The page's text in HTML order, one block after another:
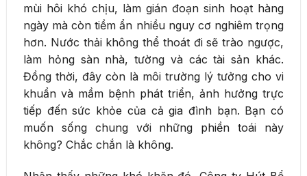
mùi hôi khó chịu, làm gián đoạn sinh hoạt hàng
ngày mà còn tiềm ẩn nhiều nguy cơ nghiêm trọng
hơn. Nước thải không thể thoát đi sẽ trào ngược,
làm hỏng sàn nhà, tường và các tài sản khác.
Đồng thời, đây còn là môi trường lý tưởng cho vi
khuẩn và mầm bệnh phát triển, ảnh hưởng trực
tiếp đến sức khỏe của cả gia đình bạn. Bạn có
muốn sống chung với những phiền toái này
không? Chắc chắn là không.